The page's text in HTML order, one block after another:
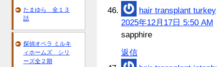
hair transplant turkey
2025年12月17日 5:50 AM
sapphire
返信
たまゆら 全１３
話
探偵オペラ ミルキ
ィホームズ シリ
ーズ全２期